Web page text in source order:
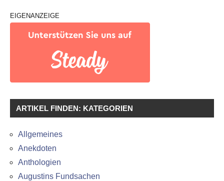
EIGENANZEIGE
ARTIKEL FINDEN: KATEGORIEN
Allgemeines
Anekdoten
Anthologien
Augustins Fundsachen